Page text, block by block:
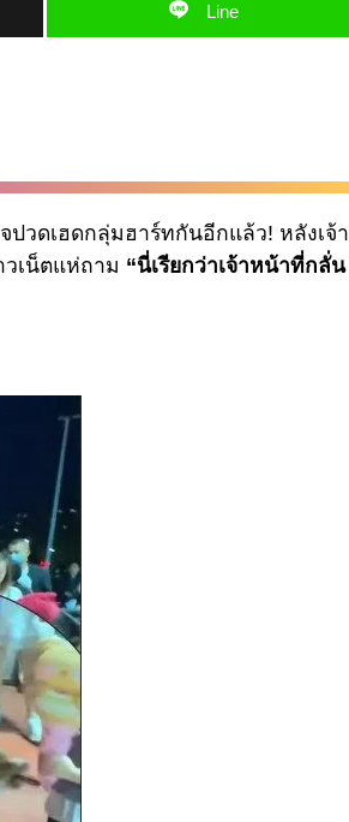
Line
ปวดเฮดกลุ่มฮาร์ทกันอีกแล้ว! หลังเจ้า
เน็ตแห่ถาม “นี่เรียกว่าเจ้าหน้าที่กลั่น